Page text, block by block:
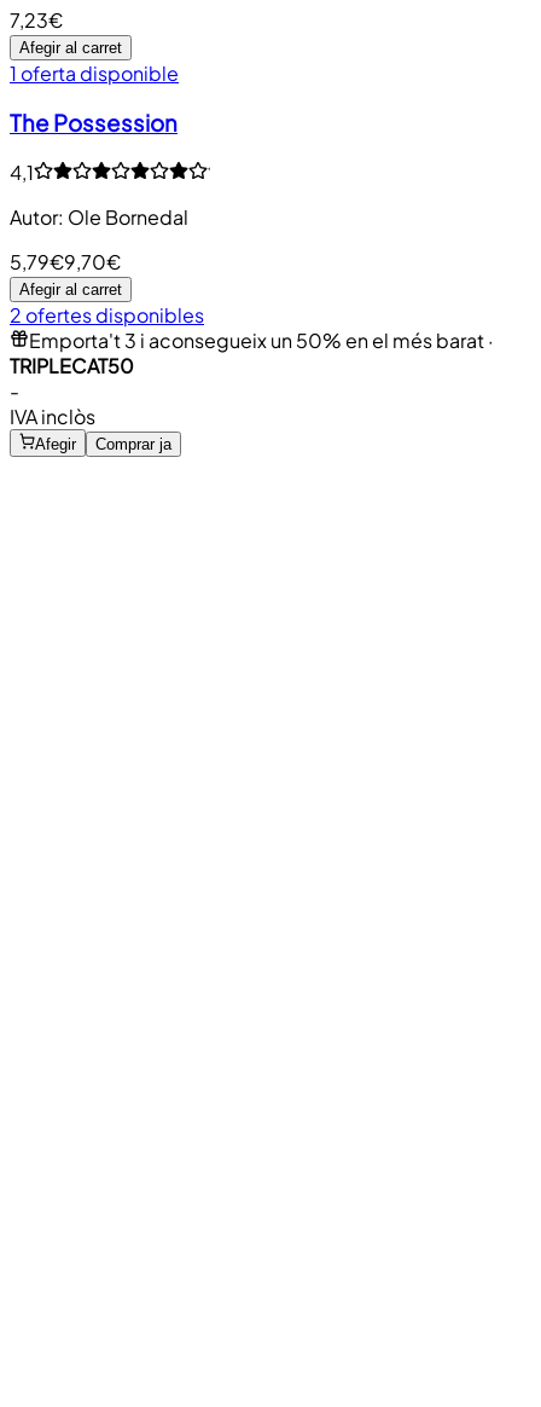
7,23€
Afegir al carret
1 oferta disponible
The Possession
4,1
Autor: Ole Bornedal
5,79€9,70€
Afegir al carret
2 ofertes disponibles
Emporta't 3 i aconsegueix un 50% en el més barat·
TRIPLECAT50
-
IVA inclòs
Afegir Comprar ja